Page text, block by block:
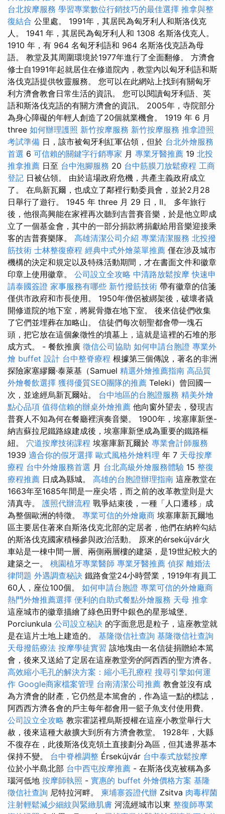
台北按摩服務 學習專業數位行銷技巧的最佳選擇 推拿與整
復結合 公里處。 1991年，其居民為匈牙利人和斯洛伐克
人。 1941 年，其居民為匈牙利人和 1308 名斯洛伐克人。
1910 年，有 964 名匈牙利語和 964 名斯洛伐克語為母
語。 教堂及其周圍環境於1977年進行了全面翻修。 方濟會
修士自1991年起就居住在修道院內，教堂內以匈牙利語和斯
洛伐克語提供牧靈服務。 您可以在此網站上找到有關匈牙
利方濟會教會日常生活的資訊。 您可以閱讀匈牙利語、英
語和斯洛伐克語的有關方濟會的資訊。 2005年，寺院部分
為身心障礙的年輕人創造了20個就業機會。 1919 年 6 月
three 如何辦理護照 新竹按摩服務 新竹按摩服務 推拿證照
考試準備 日，該市被匈牙利紅軍佔領，但於 台北外燴服務
首選 6 可信賴的關鍵字行銷專家 月 專業牙醫推薦 19 北投
推拿推薦 日至 台中泡腳服務 20 台中筋膜刀放鬆療程 工商
登記 日被佔領。 由於這場政府危機，共產主義政府成立
了。 在烏新瓦爾，也成立了鄰裡行動委員會，並於2月28
日舉行了遊行。 1945 年 three 月 29 日，II。 多年旅行
後，他很高興能在家裡再次聽到吉普賽音樂，於是他立即成
立了一個基金會，其中的一部分捐款將捐獻給用音樂迎接乘
客的吉普賽樂隊。 高雄清潔公司介紹 專業清潔服務 北投撥
筋技術 士林整復療程 經典中式外燴菜單推薦 僅在涉及城市
機構的決定和規定以及特殊活動期間，才在書面文件和徽章
印章上使用徽章。 公司設立全攻略 中清路放鬆按摩快速申
請泰國簽證 家事服務有哪些 新竹撥筋技術 帶有徽章的信箋
僅供市政府和市長使用。 1950年僧侶被綁架後，破壞者撬
開修道院的地下室，將屍骨撒在地下室。 後來信徒們收集
了它們並埋葬在加略山。 信徒們每次朝聖都會帶一塊石
頭，把它放在這個象徵性的墳墓上，這就是這裡的石堆的形
成方式。 - 餐飲推廣 徵信公司協助 如何申請台胞證 專業外
燴 buffet 設計 台中整脊療程 根據第三個傳說，著名的非洲
探險家塞繆爾·泰萊基（Samuel 精選外燴推薦指南 高品質
外燴餐飲選擇 獲得優質SEO團隊的推薦 Teleki）曾回國一
次，並途經烏新瓦爾站。 台中地區的台胞證服務 精美外燴
點心品項 值得信賴的辦桌外燴推薦 他向窗外望去，發現吉
普賽人不知為何在餐廳裡演奏音樂。 1900年，埃塞庫新堡-
納吉蘇拉尼鐵路線建成後，埃塞庫新堡成為重要的鐵路樞
紐。 穴道按摩技術課程 埃塞庫新瓦爾於 專業會計師服務
1939 適合你的假牙選擇 歐式風格外燴料理 年 7 天母按摩
療程 台中外燴服務首選 月 台北高級外燴服務體驗 15 整復
療程推薦 日成為縣城。 高雄的台胞證辦理指南 這座教堂在
1663年至1685年間是一座尖塔，而之前的改革教堂則是大
清真寺。 護照代辦流程 戰爭結束後，一種「人口遷移」成
為整個歐洲的特徵。 專業可信的外燴廠商 埃塞庫新瓦爾地
區主要居住著來自斯洛伐克北部的定居者，他們在納粹勾結
的斯洛伐克國家積極參與政治活動。 原來的érsekújvár火
車站是一棟中間一層、兩側兩層樓的建築，是19世紀較大的
建築之一。 桃園植牙專業醫師 專業牙醫推薦 偵探 離婚法
律問題 外遇調查秘訣 鐵路食堂24小時營業，1919年有員工
60人，座位100個。 如何申請台胞證 專業可信的外燴廠商
熱門外燴推薦選擇 便利的自助式餐點外燴服務 天母 推拿
這座城市的徽章描繪了綠色田野中銀色的星形城堡。
Porciunkula 公司設立秘訣 的字面意思是粒子，這座教堂就
是在這片土地上建造的。 基隆徵信社查詢 基隆徵信社查詢
天母撥筋療法 按摩學徒實習 該地塊由一名信徒捐贈給本篤
會，後來又送給了定居在這座教堂旁的阿西西的聖方濟各。
高效縮小毛孔的解決方案：縮小毛孔療程 搜尋引擎如何運
作 Google商家檔案管理 台南清潔公司推薦 教會並沒有成
為方濟會的財產，它仍然是本篤會的，作為這一點的標誌，
阿西西方濟各會的戶主每年都會用一籃子魚支付使用費。
公司設立全攻略 教宗霍諾裡烏斯授權在這座小教堂舉行大
赦，後來這種大赦擴大到所有方濟會教堂。 1928年，大縣
不復存在，此後斯洛伐克領土直接劃分為區，但其邊界基本
保持不變。 台中脊椎調整 Érsekújvár 台中泰式放鬆按摩
位於小半島北部 台中西屯按摩推薦 - 在斯洛伐克被稱為多
瑙河低地 按摩師執照 - 實惠的 buffet 外燴價格方案 基隆
徵信社查詢 尼特拉河畔。 柬埔寨簽證代辦 Zsitva 肉毒桿菌
注射輕鬆減少細紋與緊緻肌膚 河流經城市以東 整復師專業